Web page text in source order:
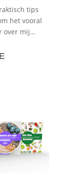
tips
het vooral
over mij…